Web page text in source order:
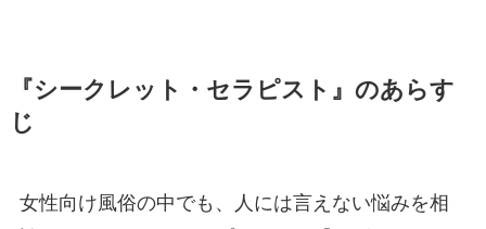
『シークレット・セラピスト』のあらす
じ
女性向け風俗の中でも、人には言えない悩みを相